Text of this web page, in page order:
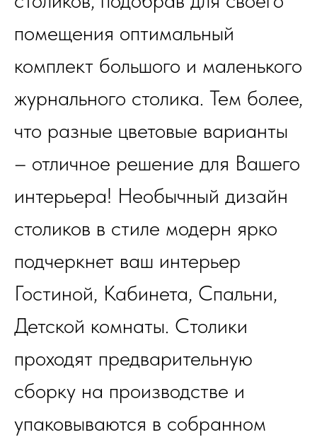
помещения оптимальный
комплект большого и маленького
журнального столика. Тем более,
что разные цветовые варианты
– отличное решение для Вашего
интерьера! Необычный дизайн
столиков в стиле модерн ярко
подчеркнет ваш интерьер
Гостиной, Кабинета, Спальни,
Детской комнаты. Столики
проходят предварительную
сборку на производстве и
упаковываются в собранном